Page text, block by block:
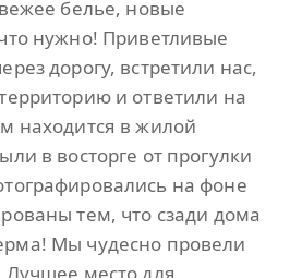
белье, новые
нужно! Приветливые
дорогу, встретили нас,
и ответили на
находится в жилой
в восторге от прогулки
на фоне
тем, что сзади дома
Мы чудесно провели